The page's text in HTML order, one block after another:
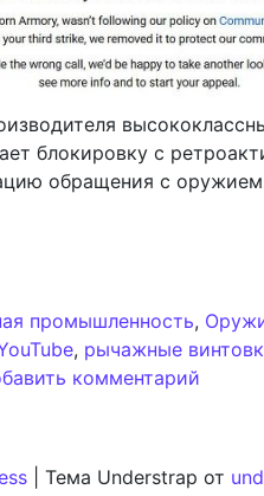
блокировку с
обращения с оружием.
промышленность,
, рычажные
комментарий
Тема Understrap от